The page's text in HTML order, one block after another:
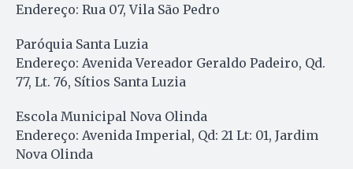
Endereço: Rua 07, Vila São Pedro
Paróquia Santa Luzia
Endereço: Avenida Vereador Geraldo Padeiro, Qd.
77, Lt. 76, Sítios Santa Luzia
Escola Municipal Nova Olinda
Endereço: Avenida Imperial, Qd: 21 Lt: 01, Jardim
Nova Olinda